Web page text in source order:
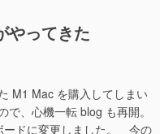
やってきた
M1 Mac を購入してしまい
、心機一転 blog も再開。
ードに変更しました。 今の